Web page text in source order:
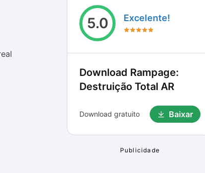
5.0 Excelente!
Download Rampage:
Destruição Total AR
Download gratuito Baixar